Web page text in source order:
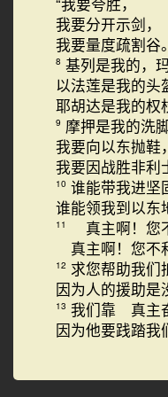
我要分开示剑，
我要量度疏割谷。
8 基列是我的，
以法莲是我的头
耶胡达是我的权
9 摩押是我的洗脚
我要向以东抛鞋，
我要因战胜非利
10 谁能带我进坚
谁能领我到以东
11
真主啊！您
真主啊！您不
12 求您帮助我们
因为人的援助是
13 我们靠 真主
因为他要践踏我